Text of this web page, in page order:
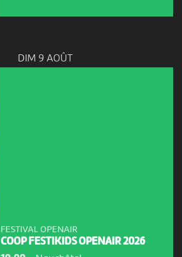
DIM 9 AOÛT
FESTIVAL OPENAIR
COOP FESTIKIDS OPENAIR 2026